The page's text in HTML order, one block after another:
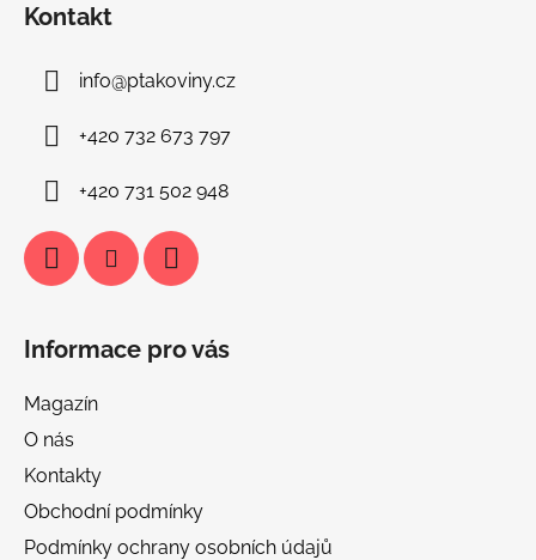
Kontakt
info@ptakoviny.cz
+420 732 673 797
+420 731 502 948
Informace pro vás
Magazín
O nás
Kontakty
Obchodní podmínky
Podmínky ochrany osobních údajů